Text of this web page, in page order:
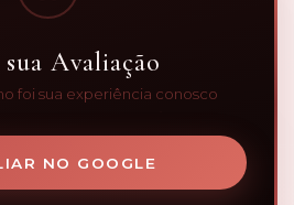
Avaliação
foi sua experiência conosco
NO GOOGLE